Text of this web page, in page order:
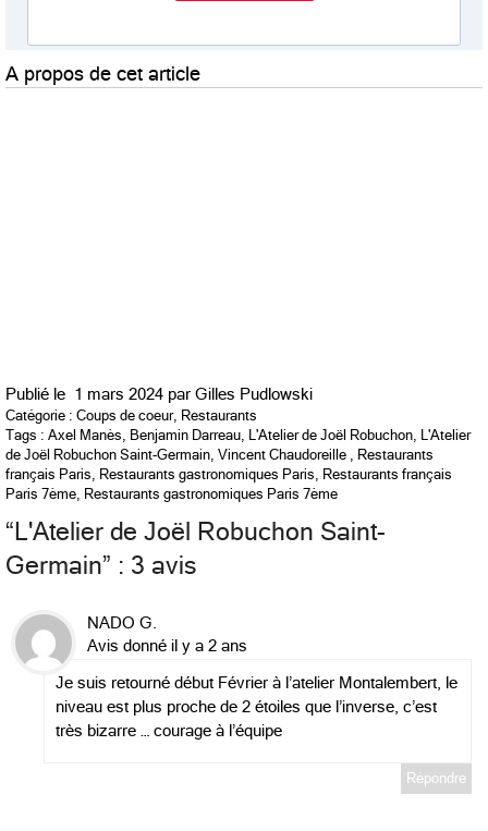
A propos de cet article
Publié le 1 mars 2024 par Gilles Pudlowski
Catégorie : Coups de coeur, Restaurants
Tags : Axel Manès Benjamin Darreau L'Atelier de Joël Robuchon
L'Atelier
de Joël Robuchon Saint-Germain Vincent Chaudoreille
Restaurants
français Paris
Restaurants gastronomiques Paris
Restaurants français
Paris 7ème Restaurants gastronomiques Paris 7ème
“ L'Atelier de Joël Robuchon Saint-
Germain” : 3 avis
NADO G.
Avis donné il y a 2 ans
Je suis retourné début Février à l’atelier Montalembert, le
niveau est plus proche de 2 étoiles que l’inverse, c’est
très bizarre … courage à l’équipe
Répondre